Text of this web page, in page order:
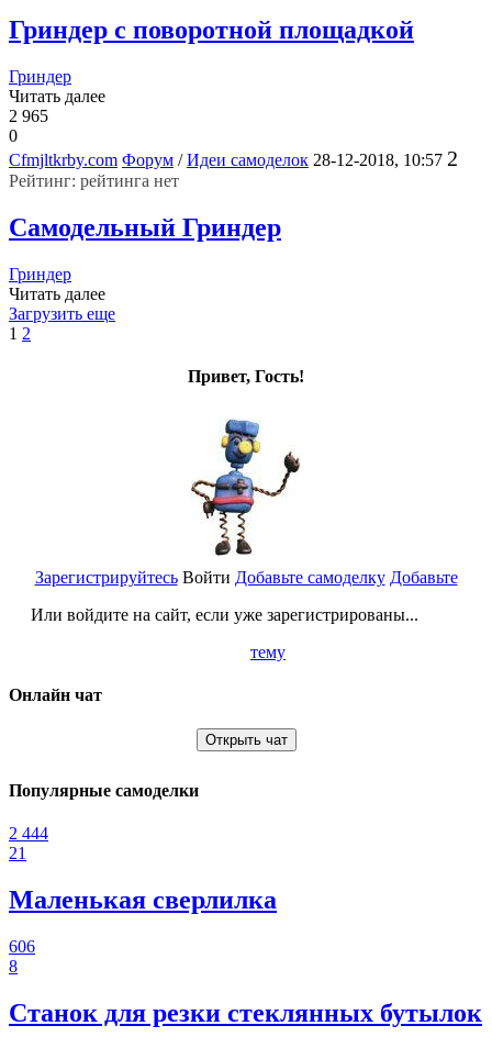
Гриндер с поворотной площадкой
Гриндер
Читать далее
2 965
0
Cfmjltkrby.com Форум /Идеи самоделок 28-12-2018, 10:57 2
Рейтинг: рейтинга нет
Самодельный Гриндер
Гриндер
Читать далее
Загрузить еще
1 2
Привет, Гость!
Зарегистрируйтесь
Или войдите на сайт, если уже зарегистрированы...
Войти Добавьте самоделку Добавьте
тему
Онлайн чат
Открыть чат
Популярные самоделки
2 444
21
Маленькая сверлилка
606
8
Станок для резки стеклянных бутылок